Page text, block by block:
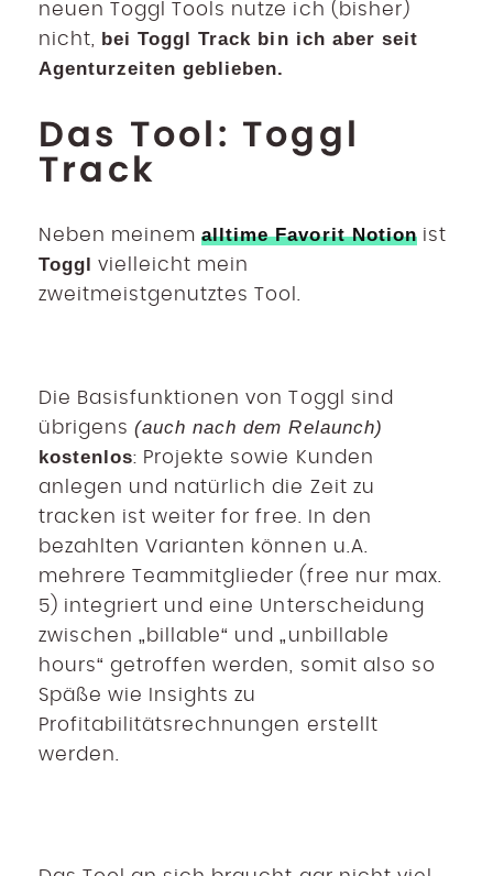
neuen Toggl Tools nutze ich (bisher)
nicht, bei Toggl Track bin ich aber seit
Agenturzeiten geblieben.
Das Tool: Toggl
Track
Neben meinemalltime Favorit Notionist
Toggl vielleicht mein
zweitmeistgenutztes Tool.
Die Basisfunktionen von Toggl sind
übrigens(auch nach dem Relaunch)
kostenlos: Projekte sowie Kunden
anlegen und natürlich die Zeit zu
tracken ist weiter for free. In den
bezahlten Varianten können u.A.
mehrere Teammitglieder (free nur max.
5) integriert und eine Unterscheidung
zwischen „billable“ und „unbillable
hours“ getroffen werden, somit also so
Späße wie Insights zu
Profitabilitätsrechnungen erstellt
werden.